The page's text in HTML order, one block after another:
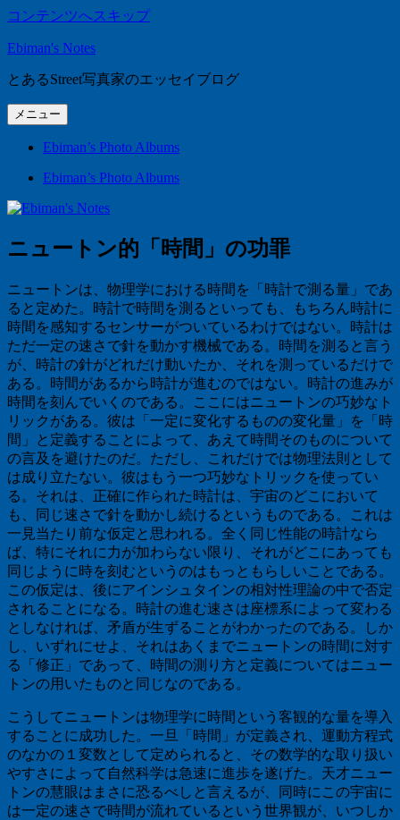
コンテンツへスキップ
Ebiman's Notes
とあるStreet写真家のエッセイブログ
メニュー
Ebiman’s Photo Albums
Ebiman’s Photo Albums
ニュートン的「時間」の功罪
ニュートンは、物理学における時間を「時計で測る量」であ
ると定めた。時計で時間を測るといっても、もちろん時計に
時間を感知するセンサーがついているわけではない。時計は
ただ一定の速さで針を動かす機械である。時間を測ると言う
が、時計の針がどれだけ動いたか、それを測っているだけで
ある。時間があるから時計が進むのではない。時計の進みが
時間を刻んでいくのである。ここにはニュートンの巧妙なト
リックがある。彼は「一定に変化するものの変化量」を「時
間」と定義することによって、あえて時間そのものについて
の言及を避けたのだ。ただし、これだけでは物理法則として
は成り立たない。彼はもう一つ巧妙なトリックを使ってい
る。それは、正確に作られた時計は、宇宙のどこにおいて
も、同じ速さで針を動かし続けるというものである。これは
一見当たり前な仮定と思われる。全く同じ性能の時計なら
ば、特にそれに力が加わらない限り、それがどこにあっても
同じように時を刻むというのはもっともらしいことである。
この仮定は、後にアインシュタインの相対性理論の中で否定
されることになる。時計の進む速さは座標系によって変わる
としなければ、矛盾が生ずることがわかったのである。しか
し、いずれにせよ、それはあくまでニュートンの時間に対す
る「修正」であって、時間の測り方と定義についてはニュー
トンの用いたものと同じなのである。
こうしてニュートンは物理学に時間という客観的な量を導入
することに成功した。一旦「時間」が定義され、運動方程式
のなかの１変数として定められると、その数学的な取り扱い
やすさによって自然科学は急速に進歩を遂げた。天才ニュー
トンの慧眼はまさに恐るべしと言えるが、同時にこの宇宙に
は一定の速さで時間が流れているという世界観が、いつしか